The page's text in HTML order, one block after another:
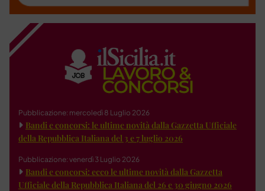
Pubblicazione: mercoledì 8 Luglio 2026
Bandi e concorsi: le ultime novità dalla Gazzetta Ufficiale
della Repubblica Italiana del 3 e 7 luglio 2026
Pubblicazione: venerdì 3 Luglio 2026
Bandi e concorsi: ecco le ultime novità dalla Gazzetta
Ufficiale della Repubblica Italiana del 26 e 30 giugno 2026